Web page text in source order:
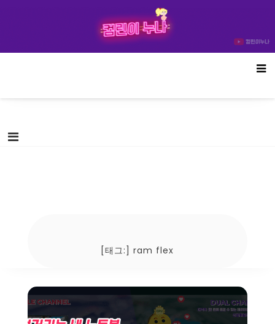
[태그:]ram flex